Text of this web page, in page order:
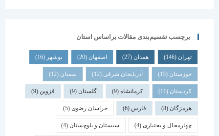
برچسب تقسیم‌بندی مقالات براساس استان
همدان اصفهان (20) بوشهر
خوزستان(15) آذربایجان شرقی(12) سمنان (12)
کردستان(11) کرمانشاه(9) گلستان (9) قزوین
هرمزگان(8) فارس خراسان رضوی(5)
چهارمحال و بختیاری (4) سیستان و بلوچستان(4)